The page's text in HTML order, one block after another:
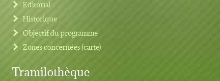
Editorial
Historique
Objectif du programme
Zones concernées (carte)
Tramilothèque